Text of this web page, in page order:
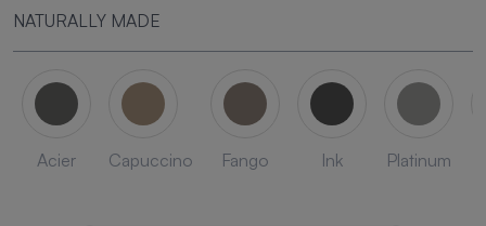
NATURALLY MADE
Acier Capuccino Fango Ink Platinum